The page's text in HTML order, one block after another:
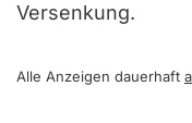
Versenkung.
Alle Anzeigen dauerhaft